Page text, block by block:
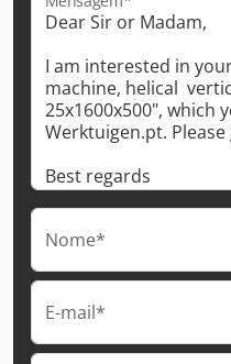
Nome*
E-mail*